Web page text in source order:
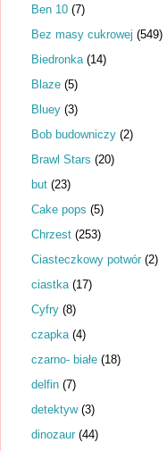
Ben 10 (7)
Bez masy cukrowej (549)
Biedronka (14)
Blaze (5)
Bluey (3)
Bob budowniczy (2)
Brawl Stars (20)
but (23)
Cake pops (5)
Chrzest (253)
Ciasteczkowy potwór (2)
ciastka (17)
Cyfry (8)
czapka (4)
czarno- białe (18)
delfin (7)
detektyw (3)
dinozaur (44)